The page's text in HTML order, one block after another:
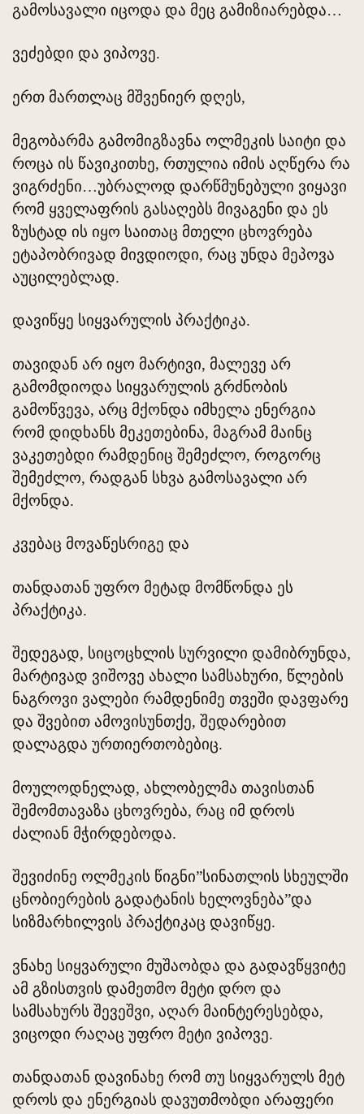
გამოსავალი იცოდა და მეც გამიზიარებდა…
ვეძებდი და ვიპოვე.
ერთ მართლაც მშვენიერ დღეს,
მეგობარმა გამომიგზავნა ოლმეკის საიტი და
როცა ის წავიკითხე, რთულია იმის აღწერა რა
ვიგრძენი…უბრალოდ დარწმუნებული ვიყავი
რომ ყველაფრის გასაღებს მივაგენი და ეს
ზუსტად ის იყო საითაც მთელი ცხოვრება
ეტაპობრივად მივდიოდი, რაც უნდა მეპოვა
აუცილებლად.
დავიწყე სიყვარულის პრაქტიკა.
თავიდან არ იყო მარტივი, მალევე არ
გამომდიოდა სიყვარულის გრძნობის
გამოწვევა, არც მქონდა იმხელა ენერგია
რომ დიდხანს მეკეთებინა, მაგრამ მაინც
ვაკეთებდი რამდენიც შემეძლო, როგორც
შემეძლო, რადგან სხვა გამოსავალი არ
მქონდა.
კვებაც მოვაწესრიგე და
თანდათან უფრო მეტად მომწონდა ეს
პრაქტიკა.
შედეგად, სიცოცხლის სურვილი დამიბრუნდა,
მარტივად ვიშოვე ახალი სამსახური, წლების
ნაგროვი ვალები რამდენიმე თვეში დავფარე
და შვებით ამოვისუნთქე, შედარებით
დალაგდა ურთიერთობებიც.
მოულოდნელად, ახლობელმა თავისთან
შემომთავაზა ცხოვრება, რაც იმ დროს
ძალიან მჭირდებოდა.
შევიძინე ოლმეკის წიგნი”სინათლის სხეულში
ცნობიერების გადატანის ხელოვნება”და
სიზმარხილვის პრაქტიკაც დავიწყე.
ვნახე სიყვარული მუშაობდა და გადავწყვიტე
ამ გზისთვის დამეთმო მეტი დრო და
სამსახურს შევეშვი, აღარ მაინტერესებდა,
ვიცოდი რაღაც უფრო მეტი ვიპოვე.
თანდათან დავინახე რომ თუ სიყვარულს მეტ
დროს და ენერგიას დავუთმობდი არაფერი